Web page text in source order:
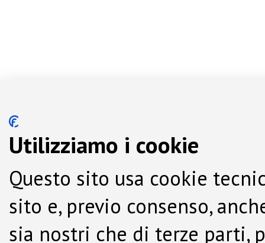
Utilizziamo i cookie
Questo sito usa cookie
sito e, previo consenso,
sia nostri che di terze parti,